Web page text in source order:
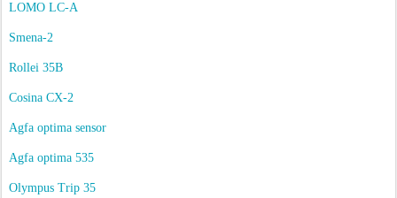
LOMO LC-A
Smena-2
Rollei 35B
Cosina CX-2
Agfa optima sensor
Agfa optima 535
Olympus Trip 35